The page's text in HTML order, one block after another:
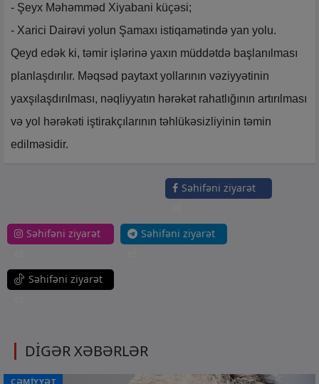
- Şeyx Məhəmməd Xiyabani küçəsi;
- Xarici Dairəvi yolun Şamaxı istiqamətində yan yolu.
Qeyd edək ki, təmir işlərinə yaxın müddətdə başlanılması
planlaşdırılır. Məqsəd paytaxt yollarının vəziyyətinin
yaxşılaşdırılması, nəqliyyatın hərəkət rahatlığının artırılması
və yol hərəkəti iştirakçılarının təhlükəsizliyinin təmin
edilməsidir.
Səhifəni ziyarət
Səhifəni ziyarət
Səhifəni ziyarət
Səhifəni ziyarət
DİGƏR XƏBƏRLƏR
CƏMİYYƏT